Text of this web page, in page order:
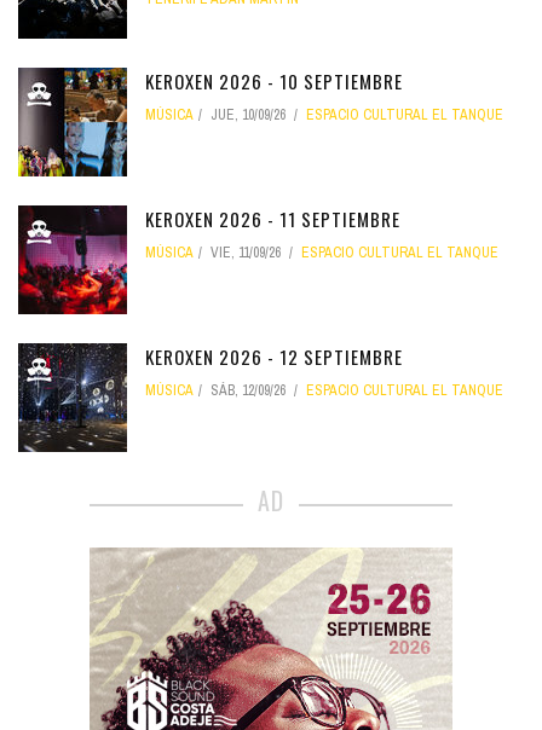
KEROXEN 2026 - 10 SEPTIEMBRE
MÚSICA JUE, 10/09/26 ESPACIO CULTURAL EL TANQUE
KEROXEN 2026 - 11 SEPTIEMBRE
MÚSICA VIE, 11/09/26 ESPACIO CULTURAL EL TANQUE
KEROXEN 2026 - 12 SEPTIEMBRE
MÚSICA SÁB, 12/09/26 ESPACIO CULTURAL EL TANQUE
AD